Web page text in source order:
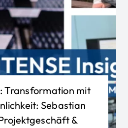
Transformation mit
Sebastian
&